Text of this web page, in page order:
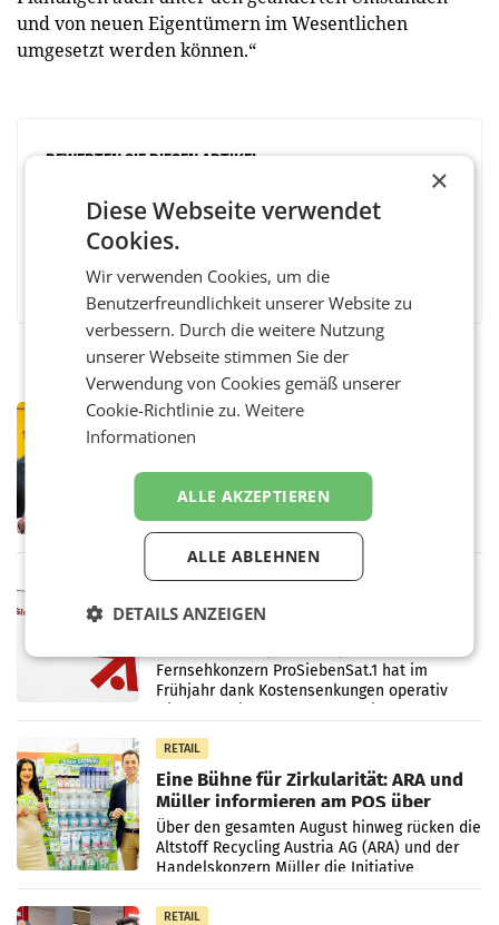
und von neuen Eigentümern im Wesentlichen
umgesetzt werden können.“
BEWERTEN SIE DIESEN ARTIKEL
Facebook MessengerWhatsAppLinkedIn
PRIMENEWS
Österreichische Post: Umsatzplus im
Briefgeschäft
WIEN Die Österreichische Post AG hat im
ersten Halbjahr 2026 einen Konzernumsatz
von 1.544,0 Mio. EUR erwirtschaftet, was
einem Plus von 3,8 Prozent gegenüber dem
MARKETING & MEDIA
ProSiebenSat.1 spart und macht
Fernsehkonzern ProSiebenSat.1 hat im
Frühjahr dank Kostensenkungen operativ
RETAIL
Eine Bühne für Zirkularität: ARA und
Müller informieren am POS über
Kreislauffähigkeit
Über den gesamten August hinweg rücken die
Altstoff Recycling Austria AG (ARA) und der
Handelskonzern Müller die Initiative
„Kreislauf-Helden“ in allen österreichischen
Müller-Filialen
RETAIL
×
Diese Webseite verwendet
Cookies.
Wir verwenden Cookies, um die
Benutzerfreundlichkeit unserer Website zu
verbessern. Durch die weitere Nutzung
unserer Webseite stimmen Sie der
Verwendung von Cookies gemäß unserer
Cookie-Richtlinie zu.Weitere
Informationen
ALLE AKZEPTIEREN
ALLE ABLEHNEN
DETAILS ANZEIGEN